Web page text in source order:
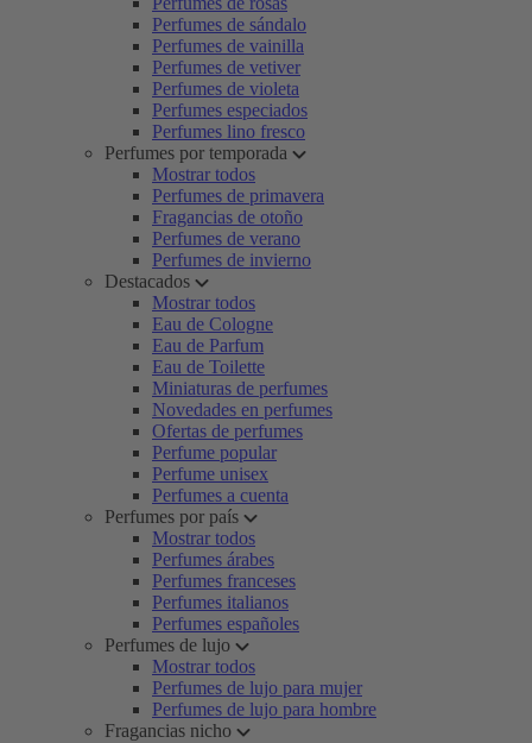
Perfumes de sándalo
Perfumes de vainilla
Perfumes de vetiver
Perfumes de violeta
Perfumes especiados
Perfumes lino fresco
Perfumes por temporada
Mostrar todos
Perfumes de primavera
Fragancias de otoño
Perfumes de verano
Perfumes de invierno
Destacados
Mostrar todos
Eau de Cologne
Eau de Parfum
Eau de Toilette
Miniaturas de perfumes
Novedades en perfumes
Ofertas de perfumes
Perfume popular
Perfume unisex
Perfumes a cuenta
Perfumes por país
Mostrar todos
Perfumes árabes
Perfumes franceses
Perfumes italianos
Perfumes españoles
Perfumes de lujo
Mostrar todos
Perfumes de lujo para mujer
Perfumes de lujo para hombre
Fragancias nicho